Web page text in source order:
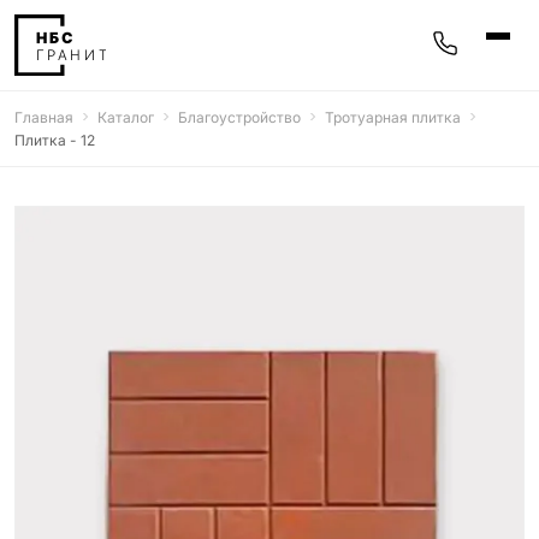
Памятники
Фотокерамика
Главная Каталог Благоустройство
Тротуарная плитка
Плитка - 12